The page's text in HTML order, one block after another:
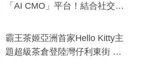
「AI CMO」平台！結合社交聆
分鐘生成「貼地」宣傳短片
霸王茶姬亞洲首家Hello Kitty主
題超級茶倉登陸灣仔利東街 推